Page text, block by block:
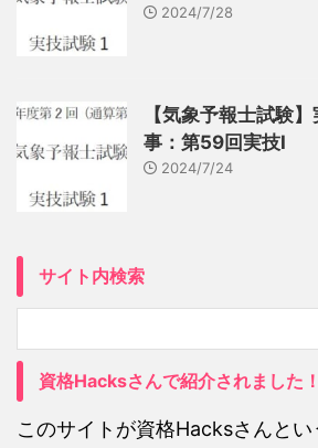
2024/7/28
【気象予報士試験
事：第59回実技Ⅰ
2024/7/24
サイト内検索
資格Hacksさんで紹介されました！
このサイトが資格Hacksさんとい